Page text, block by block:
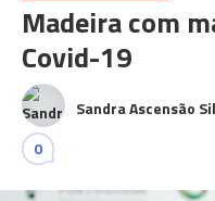
Madeira com
Covid-19
Sandra Ascensão
0